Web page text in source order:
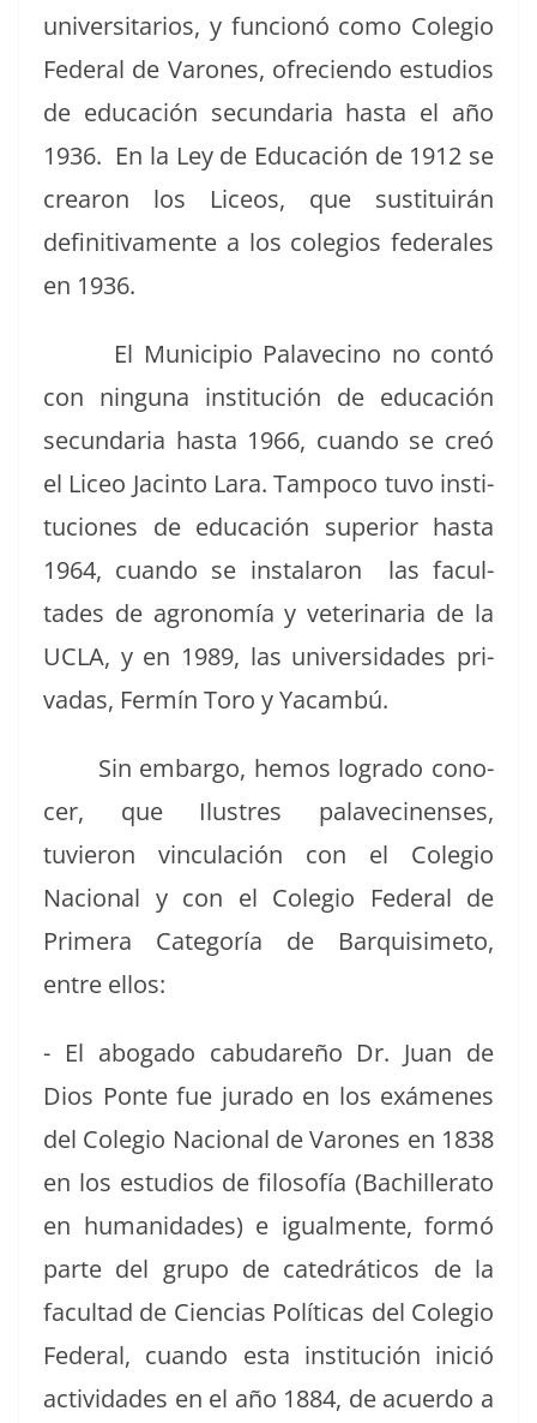
uni­ver­si­tar­ios, y fun­cionó como Cole­gio
Fed­er­al de Varones, ofre­cien­do estu­dios
de edu­cación secun­daria has­ta el año
1936. En la Ley de Edu­cación de 1912 se
crearon los Liceos, que susti­tuirán
defin­i­ti­va­mente a los cole­gios fed­erales
en 1936.
El Munici­pio Palave­ci­no no con­tó
con ningu­na insti­tu­ción de edu­cación
secun­daria has­ta 1966, cuan­do se creó
el Liceo Jac­in­to Lara. Tam­poco tuvo insti­
tu­ciones de edu­cación supe­ri­or has­ta
1964, cuan­do se insta­laron las fac­ul­
tades de agronomía y vet­eri­nar­ia de la
UCLA, y en 1989, las uni­ver­si­dades pri­
vadas, Fer­mín Toro y Yacambú.
Sin embar­go, hemos logra­do cono­
cer, que Ilus­tres palaveci­nens­es,
tuvieron vin­cu­lación con el Cole­gio
Nacional y con el Cole­gio Fed­er­al de
Primera Cat­e­goría de Bar­quisime­to,
entre ellos:
- El abo­ga­do cabu­dareño Dr. Juan de
Dios Ponte fue jura­do en los exámenes
del Cole­gio Nacional de Varones en 1838
en los estu­dios de filosofía (Bachiller­a­to
en humanidades) e igual­mente, for­mó
parte del grupo de cat­e­dráti­cos de la
fac­ul­tad de Cien­cias Políti­cas del Cole­gio
Fed­er­al, cuan­do esta insti­tu­ción ini­ció
activi­dades en el año 1884, de acuer­do a